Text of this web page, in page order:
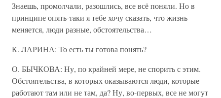
Знаешь, промолчали, разошлись, все всё поняли. Но в
принципе опять-таки я тебе хочу сказать, что жизнь
меняется, люди разные, обстоятельства…
К. ЛАРИНА: То есть ты готова понять?
О. БЫЧКОВА: Ну, по крайней мере, не спорить с этим.
Обстоятельства, в которых оказываются люди, которые
работают там или не там, да? Ну, во-первых, все не могут